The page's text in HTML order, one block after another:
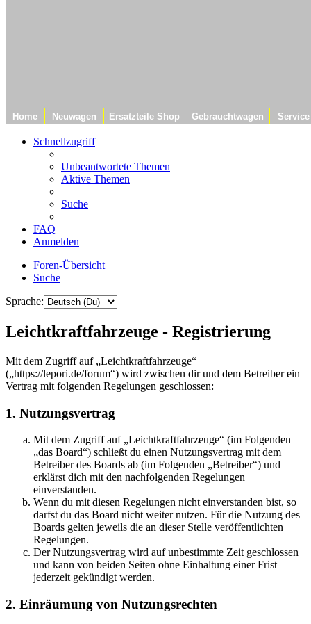
Home Neuwagen Ersatzteile Shop Gebrauchtwagen Service
Schnellzugriff
Unbeantwortete Themen
Aktive Themen
Suche
FAQ
Anmelden
Foren-Übersicht
Suche
Sprache:
Leichtkraftfahrzeuge - Registrierung
Mit dem Zugriff auf „Leichtkraftfahrzeuge“
(„https://lepori.de/forum“) wird zwischen dir und dem Betreiber ein
Vertrag mit folgenden Regelungen geschlossen:
1. Nutzungsvertrag
Mit dem Zugriff auf „Leichtkraftfahrzeuge“ (im Folgenden
„das Board“) schließt du einen Nutzungsvertrag mit dem
Betreiber des Boards ab (im Folgenden „Betreiber“) und
erklärst dich mit den nachfolgenden Regelungen
einverstanden.
Wenn du mit diesen Regelungen nicht einverstanden bist, so
darfst du das Board nicht weiter nutzen. Für die Nutzung des
Boards gelten jeweils die an dieser Stelle veröffentlichten
Regelungen.
Der Nutzungsvertrag wird auf unbestimmte Zeit geschlossen
und kann von beiden Seiten ohne Einhaltung einer Frist
jederzeit gekündigt werden.
2. Einräumung von Nutzungsrechten